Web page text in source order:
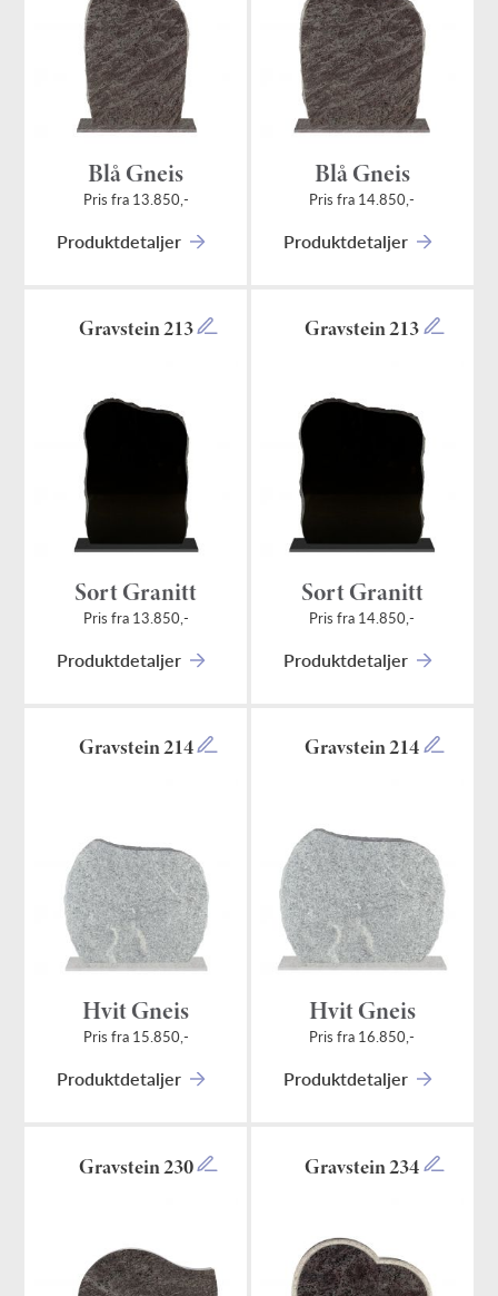
Blå Gneis
Pris fra 13.850,-
Produktdetaljer
Blå Gneis
Pris fra 14.850,-
Produktdetaljer
Gravstein 213
Sort Granitt
Pris fra 13.850,-
Produktdetaljer
Gravstein 213
Sort Granitt
Pris fra 14.850,-
Produktdetaljer
Gravstein 214
Hvit Gneis
Pris fra 15.850,-
Produktdetaljer
Gravstein 214
Hvit Gneis
Pris fra 16.850,-
Produktdetaljer
Gravstein 230 Gravstein 234